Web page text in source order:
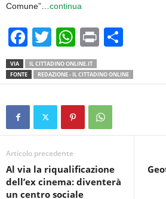
Comune”… continua
F
a
c
b
o
o
k
T
wi
tt
W
h
at
A
p
Pr
t
n
di
VIA
IL CITTADINO ONLINE.IT
FONTE
REDAZIONE - IL CITTADINO ONLINE
Articolo precedente
Al via la riqualificazione
dell’ex cinema: diventerà
un centro sociale